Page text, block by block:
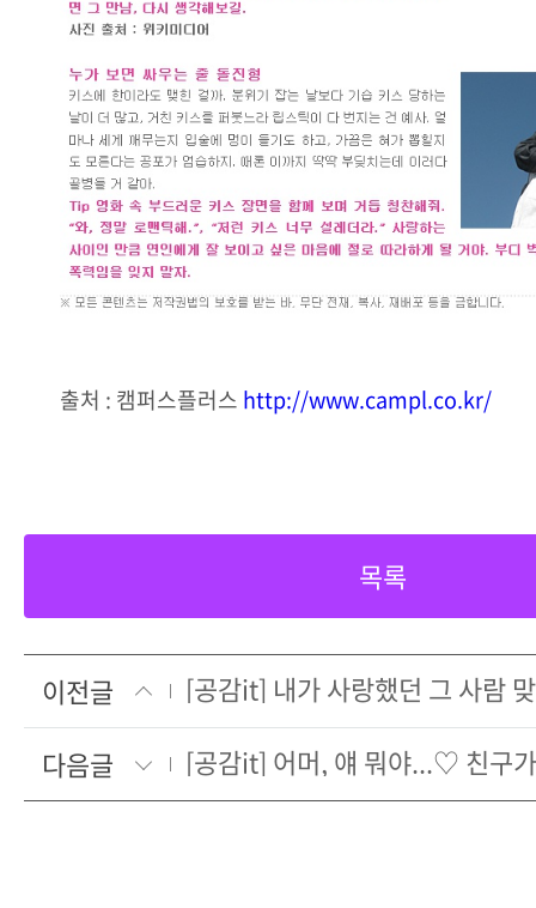
출처 : 캠퍼스플러스 http://www.campl.co.kr/
목록
이전글
다음글